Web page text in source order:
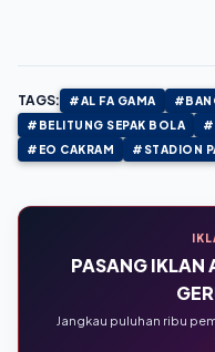
TAGS: #AL FA GAMA
#BELITUNG SEPAK BOLA
#EO CAKRAM
#STADION
PASANG IKLAN
Jangkau puluhan ribu